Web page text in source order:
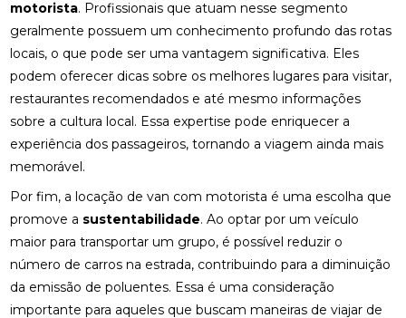
motorista. Profissionais que atuam nesse segmento
geralmente possuem um conhecimento profundo das rotas
locais, o que pode ser uma vantagem significativa. Eles
podem oferecer dicas sobre os melhores lugares para visitar,
restaurantes recomendados e até mesmo informações
sobre a cultura local. Essa expertise pode enriquecer a
experiência dos passageiros, tornando a viagem ainda mais
memorável.
Por fim, a locação de van com motorista é uma escolha que
promove a sustentabilidade. Ao optar por um veículo
maior para transportar um grupo, é possível reduzir o
número de carros na estrada, contribuindo para a diminuição
da emissão de poluentes. Essa é uma consideração
importante para aqueles que buscam maneiras de viajar de